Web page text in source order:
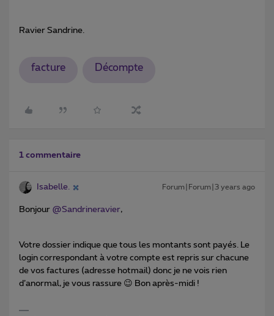
Ravier Sandrine.
facture Décompte
1 commentaire
Isabelle. Forum|Forum|3 years ago
Bonjour @Sandrineravier,
Votre dossier indique que tous les montants sont payés. Le
login correspondant à votre compte est repris sur chacune
de vos factures (adresse hotmail) donc je ne vois rien
d’anormal, je vous rassure 😉 Bon après-midi !